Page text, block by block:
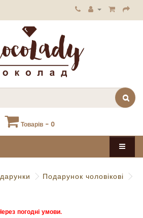
Товарів - 0
Подарунок чоловікові
погодні умови.